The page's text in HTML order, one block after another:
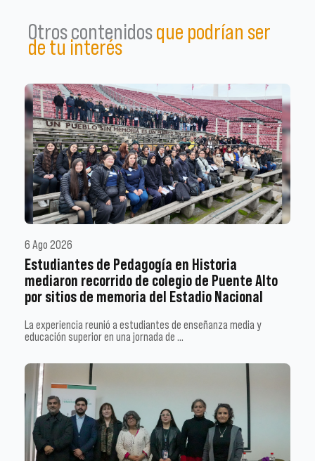
Otros contenidosque podrían ser
de tu interés
6 Ago 2026
Estudiantes de Pedagogía en Historia
mediaron recorrido de colegio de Puente Alto
por sitios de memoria del Estadio Nacional
La experiencia reunió a estudiantes de enseñanza media y
educación superior en una jornada de …